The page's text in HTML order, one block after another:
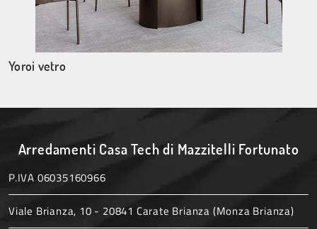
Yoroi vetro
Arredamenti Casa Tech di Mazzitelli Fortunato
P.IVA 06035160966
Viale Brianza, 10 - 20841 Carate Brianza (Monza Brianza)